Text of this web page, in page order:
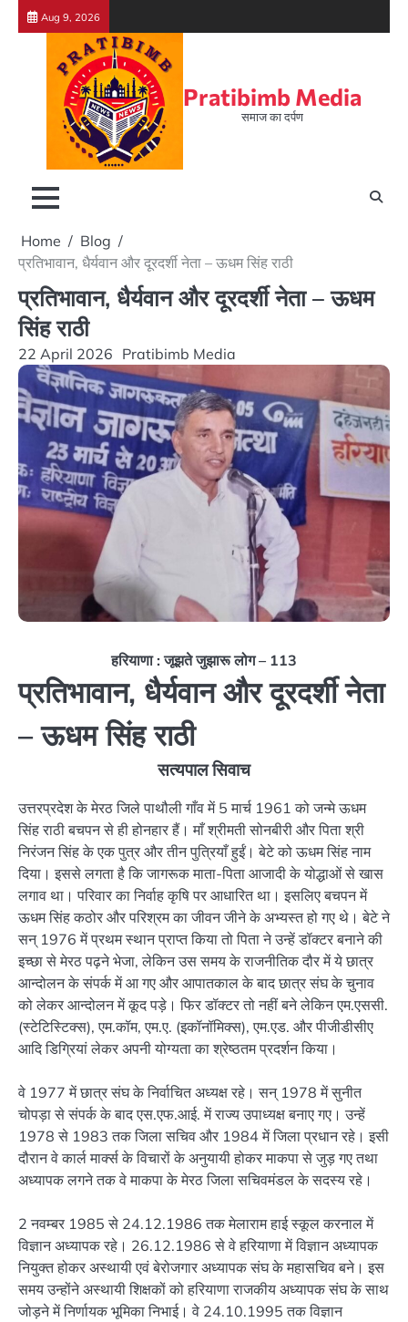
Skip
Aug 9, 2026
Pratibimb Media
समाज का दर्पण
Home
Blog
प्रतिभावान, धैर्यवान और दूरदर्शी नेता – ऊधम सिंह राठी
प्रतिभावान, धैर्यवान और दूरदर्शी नेता – ऊधम
सिंह राठी
22 April 2026 Pratibimb Media
हरियाणा : जूझते जुझारू लोग – 113
प्रतिभावान, धैर्यवान और दूरदर्शी नेता
– ऊधम सिंह राठी
सत्यपाल सिवाच
उत्तरप्रदेश के मेरठ जिले पाथौली गाँव में 5 मार्च 1961 को जन्मे ऊधम
सिंह राठी बचपन से ही होनहार हैं। माँ श्रीमती सोनबीरी और पिता श्री
निरंजन सिंह के एक पुत्र और तीन पुत्रियाँ हुईं। बेटे को ऊधम सिंह नाम
दिया। इससे लगता है कि जागरूक माता-पिता आजादी के योद्धाओं से खास
लगाव था। परिवार का निर्वाह कृषि पर आधारित था। इसलिए बचपन में
ऊधम सिंह कठोर और परिश्रम का जीवन जीने के अभ्यस्त हो गए थे। बेटे ने
सन् 1976 में प्रथम स्थान प्राप्त किया तो पिता ने उन्हें डॉक्टर बनाने की
इच्छा से मेरठ पढ़ने भेजा, लेकिन उस समय के राजनीतिक दौर में ये छात्र
आन्दोलन के संपर्क में आ गए और आपातकाल के बाद छात्र संघ के चुनाव
को लेकर आन्दोलन में कूद पड़े। फिर डॉक्टर तो नहीं बने लेकिन एम.एससी.
(स्टेटिस्टिक्स), एम.कॉम, एम.ए. (इकॉनॉमिक्स), एम.एड. और पीजीडीसीए
आदि डिग्रियां लेकर अपनी योग्यता का श्रेष्ठतम प्रदर्शन किया।
वे 1977 में छात्र संघ के निर्वाचित अध्यक्ष रहे। सन् 1978 में सुनीत
चोपड़ा से संपर्क के बाद एस.एफ.आई. में राज्य उपाध्यक्ष बनाए गए। उन्हें
1978 से 1983 तक जिला सचिव और 1984 में जिला प्रधान रहे। इसी
दौरान वे कार्ल मार्क्स के विचारों के अनुयायी होकर माकपा से जुड़ गए तथा
अध्यापक लगने तक वे माकपा के मेरठ जिला सचिवमंडल के सदस्य रहे।
2 नवम्बर 1985 से 24.12.1986 तक मेलाराम हाई स्कूल करनाल में
विज्ञान अध्यापक रहे। 26.12.1986 से वे हरियाणा में विज्ञान अध्यापक
नियुक्त होकर अस्थायी एवं बेरोजगार अध्यापक संघ के महासचिव बने। इस
समय उन्होंने अस्थायी शिक्षकों को हरियाणा राजकीय अध्यापक संघ के साथ
जोड़ने में निर्णायक भूमिका निभाई। वे 24.10.1995 तक विज्ञान